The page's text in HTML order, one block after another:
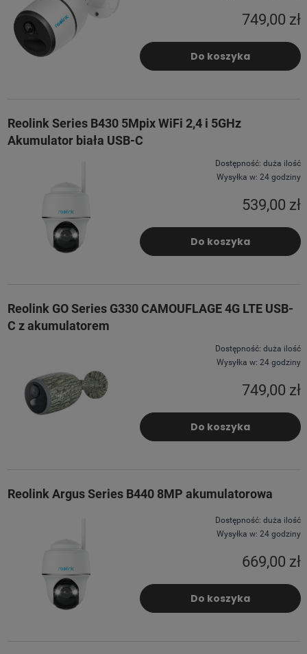
749,00 zł
Do koszyka
Reolink Series B430 5Mpix WiFi 2,4 i 5GHz
Akumulator biała USB-C
Dostępność: duża ilość
Wysyłka w: 24 godziny
539,00 zł
Do koszyka
Reolink GO Series G330 CAMOUFLAGE 4G LTE USB-
C z akumulatorem
Dostępność: duża ilość
Wysyłka w: 24 godziny
749,00 zł
Do koszyka
Reolink Argus Series B440 8MP akumulatorowa
Dostępność: duża ilość
Wysyłka w: 24 godziny
669,00 zł
Do koszyka